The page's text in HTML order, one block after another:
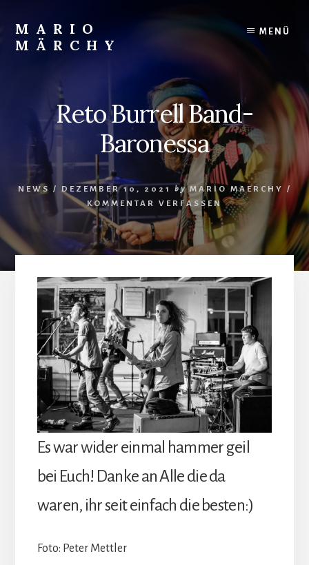
content
MARIO
MÄRCHY
Studiodrummer
MENÜ
Reto Burrell Band-
Baronessa
NEWS / DEZEMBER 10, 2021 by MARIO MAERCHY
/
KOMMENTAR VERFASSEN
Es war wider einmal hammer geil
bei Euch! Danke an Alle die da
waren, ihr seit einfach die besten:)
Foto: Peter Mettler